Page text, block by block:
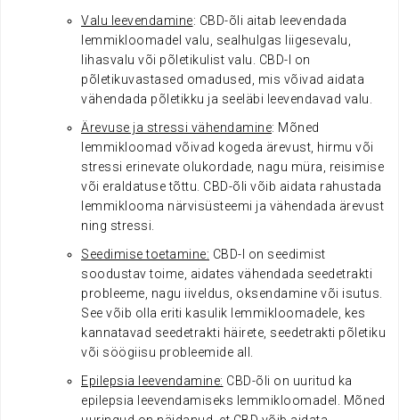
Valu leevendamine: CBD-õli aitab leevendada
lemmikloomadel valu, sealhulgas liigesevalu,
lihasvalu või põletikulist valu. CBD-l on
põletikuvastased omadused, mis võivad aidata
vähendada põletikku ja seeläbi leevendavad valu.
Ärevuse ja stressi vähendamine: Mõned
lemmikloomad võivad kogeda ärevust, hirmu või
stressi erinevate olukordade, nagu müra, reisimise
või eraldatuse tõttu. CBD-õli võib aidata rahustada
lemmiklooma närvisüsteemi ja vähendada ärevust
ning stressi.
Seedimise toetamine: CBD-l on seedimist
soodustav toime, aidates vähendada seedetrakti
probleeme, nagu iiveldus, oksendamine või isutus.
See võib olla eriti kasulik lemmikloomadele, kes
kannatavad seedetrakti häirete, seedetrakti põletiku
või söögiisu probleemide all.
Epilepsia leevendamine: CBD-õli on uuritud ka
epilepsia leevendamiseks lemmikloomadel. Mõned